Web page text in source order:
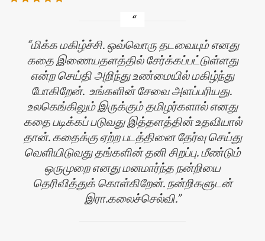
மிக்க மகிழ்ச்சி. ஒவ்வொரு தடவையும் எனது
கதை இணையதளத்தில் சேர்க்கப்பட்டுள்ளது
என்ற செய்தி அறிந்து உண்மையில் மகிழ்ந்து
போகிறேன். உங்களின் சேவை அளப்பரியது.
உலகெங்கிலும் இருக்கும் தமிழர்களால் எனது
கதை படிக்கப் படுவது இத்தளத்தின் உதவியால்
தான். கதைக்கு ஏற்ற படத்தினை தேர்வு செய்து
வெளியிடுவது தங்களின் தனி சிறப்பு. மீண்டும்
ஒருமுறை எனது மனமார்ந்த நன்றியை
தெரிவித்துக் கொள்கிறேன். நன்றிகளுடன்
இரா.கலைச்செல்வி.